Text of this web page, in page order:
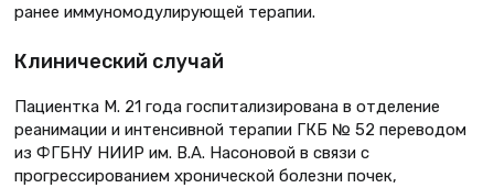
ранее иммуномодулирующей терапии.
Клинический случай
Пациентка М. 21 года госпитализирована в отделение
реанимации и интенсивной терапии ГКБ № 52 переводом
из ФГБНУ НИИР им. В.А. Насоновой в связи с
прогрессированием хронической болезни почек,